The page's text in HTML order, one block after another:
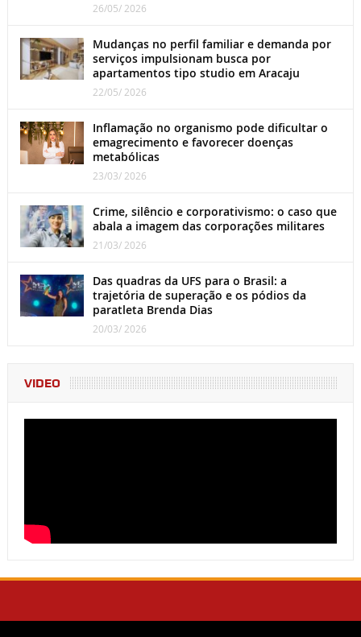
26/05/ 2026
Mudanças no perfil familiar e demanda por
serviços impulsionam busca por
apartamentos tipo studio em Aracaju
22/05/ 2026
Inflamação no organismo pode dificultar o
emagrecimento e favorecer doenças
metabólicas
23/03/ 2026
Crime, silêncio e corporativismo: o caso que
abala a imagem das corporações militares
21/03/ 2026
Das quadras da UFS para o Brasil: a
trajetória de superação e os pódios da
paratleta Brenda Dias
20/03/ 2026
VIDEO